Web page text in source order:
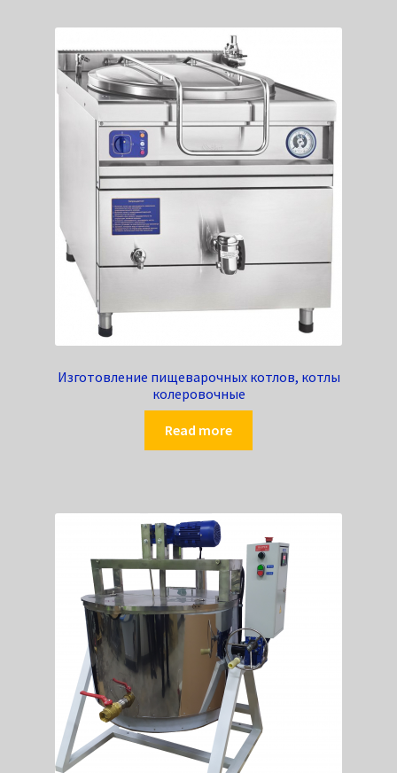
Изготовление пищеварочных котлов, котлы
колеровочные
Read more